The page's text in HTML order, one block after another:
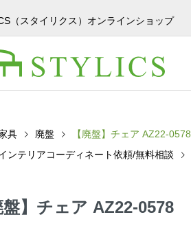
（スタイリクス）オンラインショップ
具 廃盤
【廃盤】チェア AZ22-0578
ンテリアコーディネート依頼/無料相談
盤】チェア AZ22-0578